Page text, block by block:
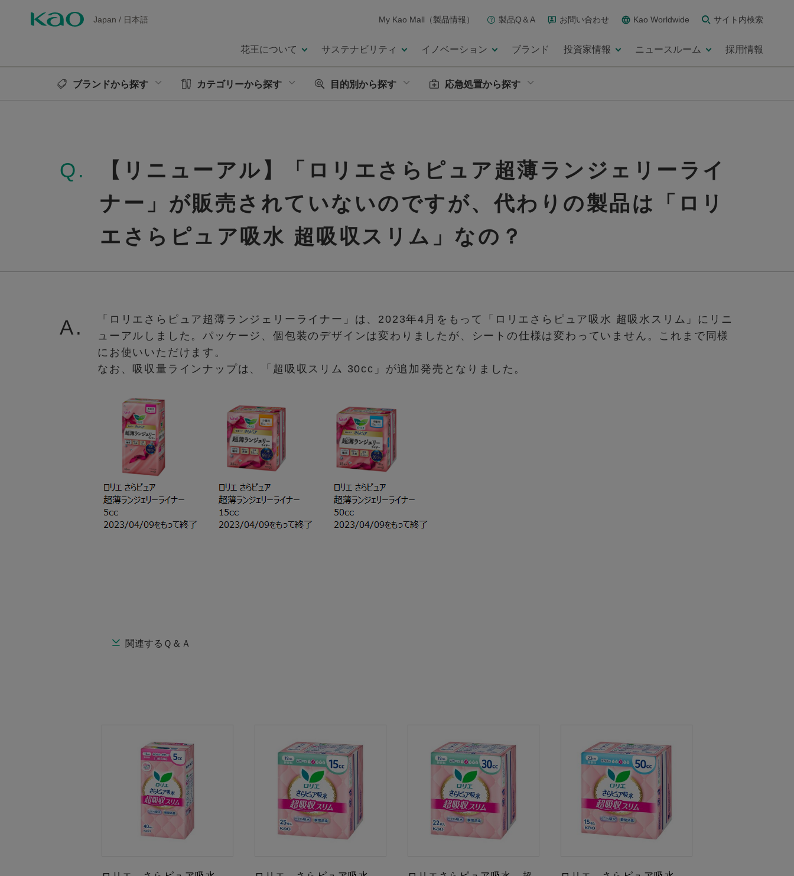
Japan / 日本語 My Kao Mall（製品情報） 製品Q＆A お問い合わせ Kao Worldwide サイト内検索
花王について サステナビリティ イノベーション ブランド 投資家情報 ニュースルーム 採用情報
ブランドから探す カテゴリーから探す 目的別から探す 応急処置から探す
Q.
【リニューアル】「ロリエさらピュア超薄ランジェリーライ
ナー」が販売されていないのですが、代わりの製品は「ロリ
エさらピュア吸水 超吸収スリム」なの？
A.
「ロリエさらピュア超薄ランジェリーライナー」は、2023年4月をもって「ロリエさらピュア吸水 超吸水スリム」にリニ
ューアルしました。パッケージ、個包装のデザインは変わりましたが、シートの仕様は変わっていません。これまで同様
にお使いいただけます。
なお、吸収量ラインナップは、「超吸収スリム 30cc」が追加発売となりました。
関連するＱ＆Ａ